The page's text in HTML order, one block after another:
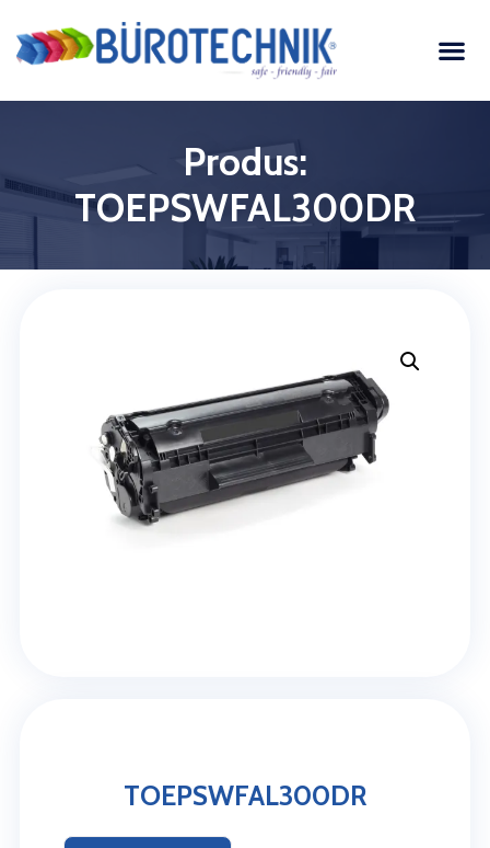
Produs:
TOEPSWFAL300DR
TOEPSWFAL300DR